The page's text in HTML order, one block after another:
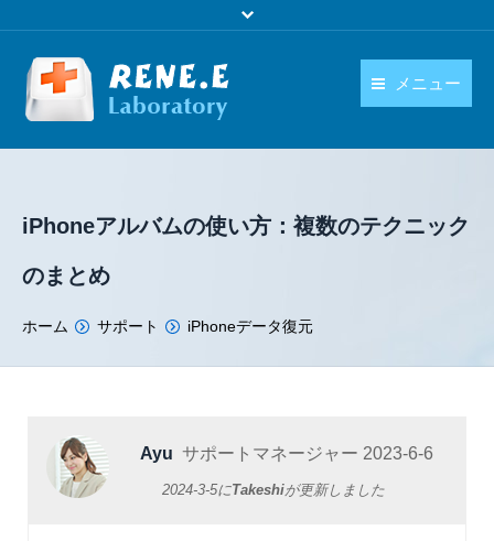
メニュー
日本語
iPhoneアルバムの使い方：複数のテクニック
のまとめ
You are here:
ホーム サポート iPhoneデータ復元
Ayu サポートマネージャー 2023-6-6
2024-3-5にTakeshiが更新しました